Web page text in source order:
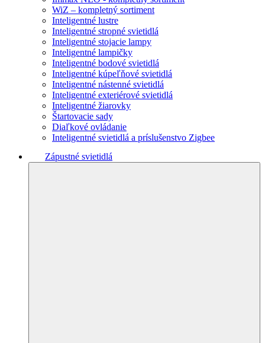
WiZ – kompletný sortiment
Inteligentné lustre
Inteligentné stropné svietidlá
Inteligentné stojacie lampy
Inteligentné lampičky
Inteligentné bodové svietidlá
Inteligentné kúpeľňové svietidlá
Inteligentné nástenné svietidlá
Inteligentné exteriérové svietidlá
Inteligentné žiarovky
Štartovacie sady
Diaľkové ovládanie
Inteligentné svietidlá a príslušenstvo Zigbee
Zápustné svietidlá